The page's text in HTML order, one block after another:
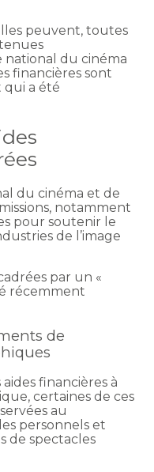
peuvent, toutes
du cinéma
financières sont
a été
du cinéma et de
notamment
pour soutenir le
de l’image
par un «
récemment
de
financières à
certaines de ces
au
personnels et
de spectacles